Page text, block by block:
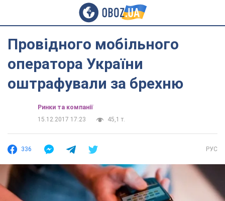
Провідного мобільного
оператора України
оштрафували за брехню
Ринки та компанії
15.12.2017 17:23
45,1 т.
336 РУС